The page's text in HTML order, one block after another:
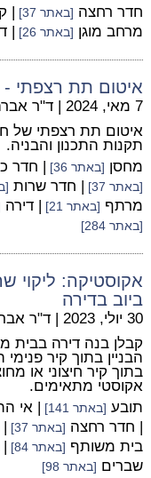
חדר רחצה [באתר 37] |
מרחב מוגן [באתר 26] |
איטום תת רצפתי -
7 מאי, 2024 | ד"ר
איטום תת רצפתי של
תקנות התכנון והבניה.
מחסן [באתר 36] | חדר
[באתר 37] | חדר שרות
מרתף [באתר 21] | דירה
[באתר 284]
אקוסטיקה: ליקוי
ביוב בדירה
30 יולי, 2023 | ד"ר
קבלן בנה דירה בבית
הבניין בתוך קיר
בתוך קיר חיצוני או
אקוסטי מתאימים.
תובע [באתר 141] | אי
| חדר רחצה [באתר 37]
בית משותף [באתר 84] |
שברים [באתר 98]